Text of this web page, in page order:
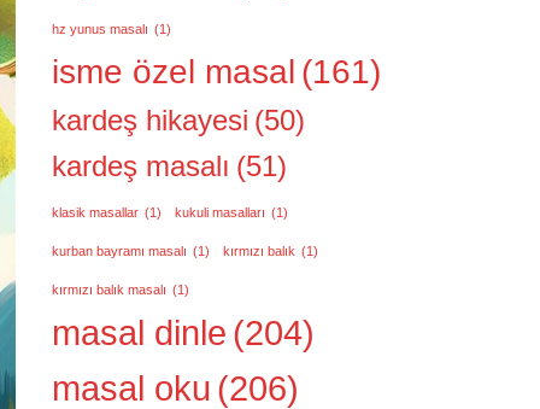
hz yunus masalı (1)
isme özel masal (161)
kardeş hikayesi (50)
kardeş masalı (51)
klasik masallar (1) kukuli masalları (1)
kurban bayramı masalı (1) kırmızı balık (1)
kırmızı balık masalı (1)
masal dinle (204)
masal oku (206)